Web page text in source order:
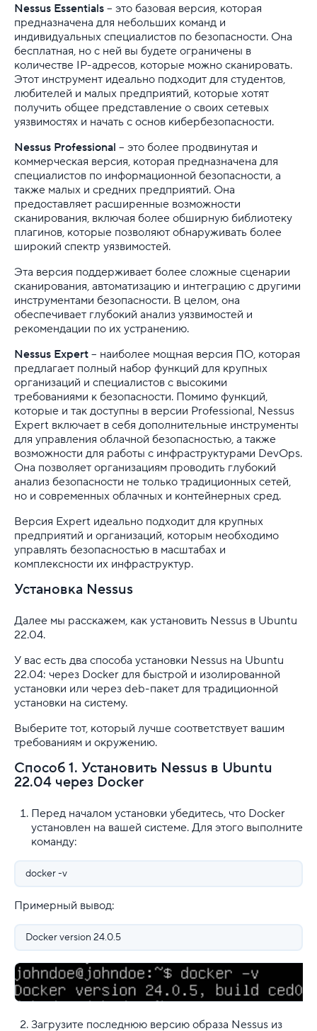
Конструктор сайта
SSL
Реклама и продвижение
Для разработки
Выделенные серверы
Правила оказания услуг и ограничения
Полезная информация
Хостинг для начинающих
Nessus Essentials – это базовая версия, которая
предназначена для небольших команд и
индивидуальных специалистов по безопасности. Она
бесплатная, но с ней вы будете ограничены в
количестве IP-адресов, которые можно сканировать.
Этот инструмент идеально подходит для студентов,
любителей и малых предприятий, которые хотят
получить общее представление о своих сетевых
уязвимостях и начать с основ кибербезопасности.
Nessus Professional – это более продвинутая и
коммерческая версия, которая предназначена для
специалистов по информационной безопасности, а
также малых и средних предприятий. Она
предоставляет расширенные возможности
сканирования, включая более обширную библиотеку
плагинов, которые позволяют обнаруживать более
широкий спектр уязвимостей.
Эта версия поддерживает более сложные сценарии
сканирования, автоматизацию и интеграцию с другими
инструментами безопасности. В целом, она
обеспечивает глубокий анализ уязвимостей и
рекомендации по их устранению.
Nessus Expert – наиболее мощная версия ПО, которая
предлагает полный набор функций для крупных
организаций и специалистов с высокими
требованиями к безопасности. Помимо функций,
которые и так доступны в версии Professional, Nessus
Expert включает в себя дополнительные инструменты
для управления облачной безопасностью, а также
возможности для работы с инфраструктурами DevOps.
Она позволяет организациям проводить глубокий
анализ безопасности не только традиционных сетей,
но и современных облачных и контейнерных сред.
Версия Expert идеально подходит для крупных
предприятий и организаций, которым необходимо
управлять безопасностью в масштабах и
комплексности их инфраструктур.
Установка Nessus
Далее мы расскажем, как установить Nessus в Ubuntu
22.04.
У вас есть два способа установки Nessus на Ubuntu
22.04: через Docker для быстрой и изолированной
установки или через deb-пакет для традиционной
установки на систему.
Выберите тот, который лучше соответствует вашим
требованиям и окружению.
Способ 1. Установить Nessus в Ubuntu
22.04 через Docker
Перед началом установки убедитесь, что Docker
установлен на вашей системе. Для этого выполните
команду:
docker -v
Примерный вывод:
Docker version 24.0.5
Загрузите последнюю версию образа Nessus из